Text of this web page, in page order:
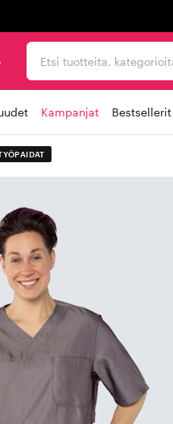
Etsi tuotteita,
Kampanjat Bestsellerit